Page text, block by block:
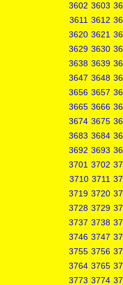
3602 3603
3611 3612
3620 3621
3629 3630
3638 3639
3647 3648
3656 3657
3665 3666
3674 3675
3683 3684
3692 3693
3701 3702
3710 3711
3719 3720
3728 3729
3737 3738
3746 3747
3755 3756
3764 3765
3773 3774